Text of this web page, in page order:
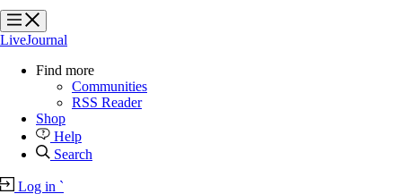
?
?
LiveJournal
Find more
Communities
RSS Reader
Shop
Help
Search
Log in `